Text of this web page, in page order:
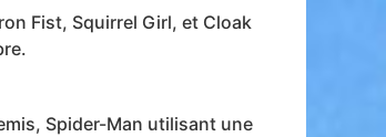
Fist, Squirrel Girl, et Cloak
Spider-Man utilisant une